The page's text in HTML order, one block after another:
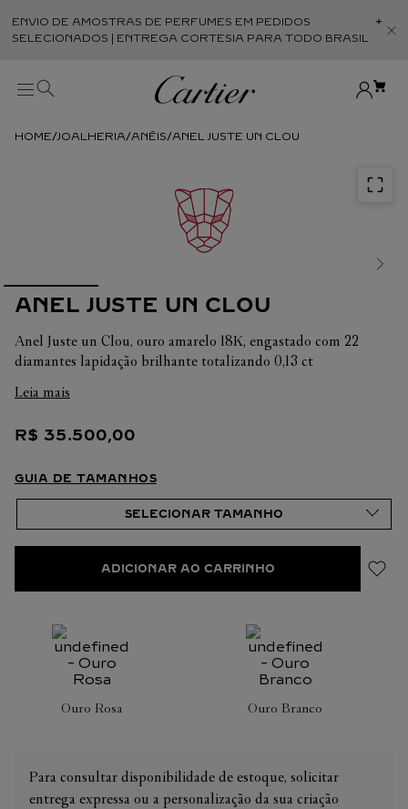
ENVIO DE AMOSTRAS DE PERFUMES EM PEDIDOS
SELECIONADOS | ENTREGA CORTESIA PARA TODO BRASIL
JOALHERIA ANÉIS ANEL JUSTE UN CLOU
ANEL JUSTE UN CLOU
Anel Juste un Clou, ouro amarelo 18K, engastado com 22
diamantes lapidação brilhante totalizando 0,13 ct
Em cada uma de suas criações, a Cartier busca sempre
quilates e a quantidade de pedras podem apresentar ligeiras
informações adicionais sobre as nossas criações, não hesite em
consultar as nossas equipes de venda.
Leia mais
R$ 35.500,00
GUIA DE TAMANHOS
ADICIONAR AO CARRINHO
Ouro Rosa Ouro Branco
Para consultar disponibilidade de estoque, solicitar
entrega expressa ou a personalização da sua criação